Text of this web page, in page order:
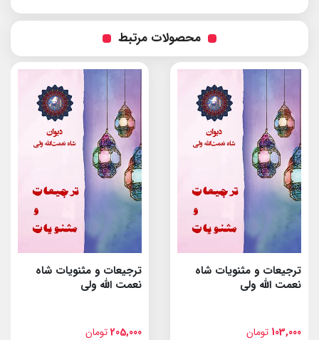
محصولات مرتبط
ترجیعات و مثنویات شاه
نعمت الله ولى
103,000 تومان
ترجیعات و مثنویات شاه
نعمت الله ولى
205,000تومان